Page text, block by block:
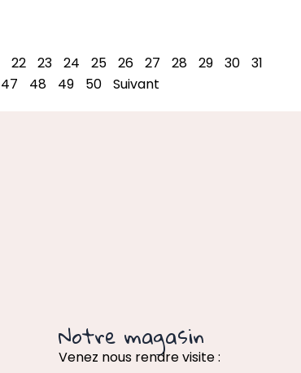
22 23 24 25 26 27 28 29 30 31
47 48 49 50 Suivant
Notre magasin
Venez nous rendre visite :